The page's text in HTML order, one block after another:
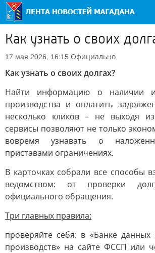
Как узнать о своих
17 мая 2026, 16:15 Официально
Как узнать о своих долгах?
Найти информацию о наличии
производства и оплатить
несколько кликов – не выходя
сервисы позволяют не только
вовремя узнавать о
приставами ограничениях.
В карточках собрали все способы
ведомством: от проверки
официального обращения.
Три главных правила:
проверяйте себя: в «Банке данных
производств» на сайте ФССП или